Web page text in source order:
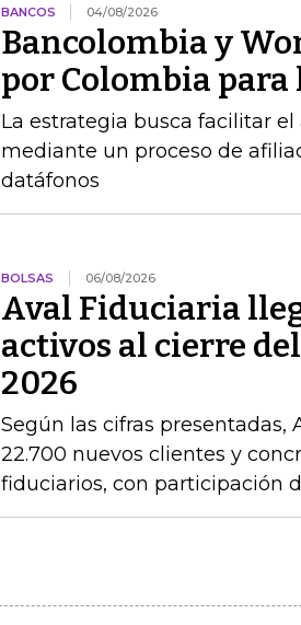
BANCOS 04/08/2026
Bancolombia y
por Colombia para
La estrategia busca facilitar
mediante un proceso de
datáfonos
BOLSAS 06/08/2026
Aval Fiduciaria
activos al cierre
2026
Según las cifras presentadas,
22.700 nuevos clientes y
fiduciarios, con participación